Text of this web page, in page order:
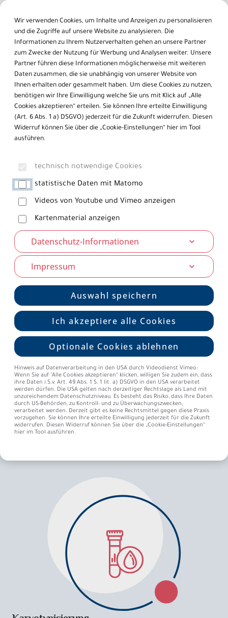
Informationen und Einstellungen zur Barrierefreiheit
Genetik (Karyothypsierung
und
Translokationsausschluss)
Ursache eines unerfüllten Kinderwunschs geben.
Wir verwenden Cookies, um Inhalte und Anzeigen zu personalisieren
und die Zugriffe auf unsere Website zu analysieren. Die
Informationen zu Ihrem Nutzerverhalten gehen an unsere Partner
zum Zwecke der Nutzung für Werbung und Analysen weiter. Unsere
Partner führen diese Informationen möglicherweise mit weiteren
Daten zusammen, die sie unabhängig von unserer Website von
Ihnen erhalten oder gesammelt haben. Um diese Cookies zu nutzen,
benötigen wir Ihre Einwilligung welche Sie uns mit Klick auf „Alle
Cookies akzeptieren“ erteilen. Sie können Ihre erteilte Einwilligung
(Art. 6 Abs. 1 a) DSGVO) jederzeit für die Zukunft widerrufen. Diesen
Widerruf können Sie über die „Cookie-Einstellungen“ hier im Tool
ausführen.
technisch notwendige Cookies
statistische Daten mit Matomo
Videos von Youtube und Vimeo anzeigen
Kartenmaterial anzeigen
Datenschutz-Informationen
Impressum
Auswahl speichern
Ich akzeptiere alle Cookies
Optionale Cookies ablehnen
Hinweis auf Datenverarbeitung in den USA durch Videodienst Vimeo:
Wenn Sie auf "Alle Cookies akzeptieren“ klicken, willigen Sie zudem ein, dass
ihre Daten i.S.v. Art. 49 Abs. 1 S. 1 lit. a) DSGVO in den USA verarbeitet
werden dürfen. Die USA gelten nach derzeitiger Rechtslage als Land mit
unzureichendem Datenschutzniveau. Es besteht das Risiko, dass Ihre Daten
durch US-Behörden, zu Kontroll- und zu Überwachungszwecken,
verarbeitet werden. Derzeit gibt es keine Rechtsmittel gegen diese Praxis
vorzugehen. Sie können Ihre erteilte Einwilligung jederzeit für die Zukunft
widerrufen. Diesen Widerruf können Sie über die „Cookie-Einstellungen“
hier im Tool ausführen.